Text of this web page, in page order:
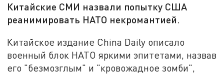
Китайские СМИ назвали попытку США
реанимировать НАТО некромантией.
Китайское издание China Daily описало
военный блок НАТО яркими эпитетами, назвав
его "безмозглым" и "кровожадное зомби",